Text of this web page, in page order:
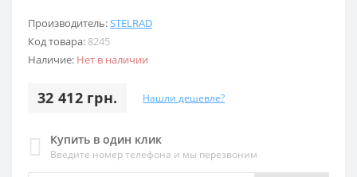
Производитель:STELRAD
Код товара: 8245
Наличие: Нет в наличии
32 412 грн. Нашли дешевле?
Купить в один клик
Введите номер телефона и мы перезвоним